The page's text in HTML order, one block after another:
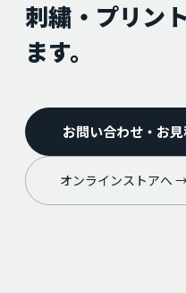
刺繍・プリン
ます。
お問い合わせ・お見
オンラインストアへ